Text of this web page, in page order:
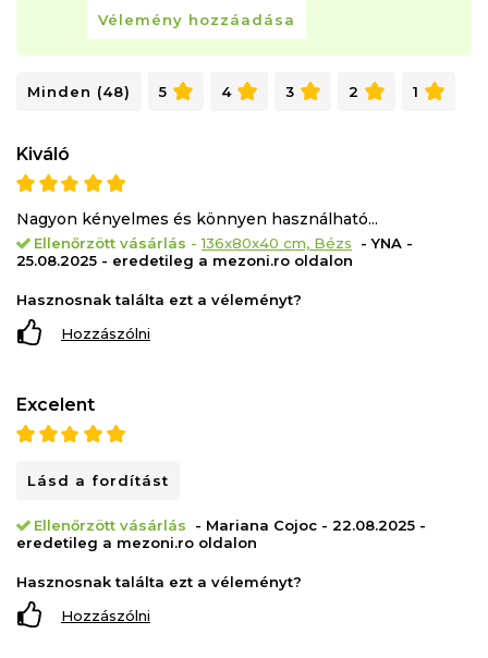
Vélemény hozzáadása
Minden (48) 5 4 3 2 1
Kiváló
Nagyon kényelmes és könnyen használható...
Ellenőrzött vásárlás -136x80x40 cm, Bézs
- YNA -
25.08.2025 - eredetileg a mezoni.ro oldalon
Hasznosnak találta ezt a véleményt?
Hozzászólni
Excelent
Lásd a fordítást
Ellenőrzött vásárlás
- Mariana Cojoc - 22.08.2025 -
eredetileg a mezoni.ro oldalon
Hasznosnak találta ezt a véleményt?
Hozzászólni